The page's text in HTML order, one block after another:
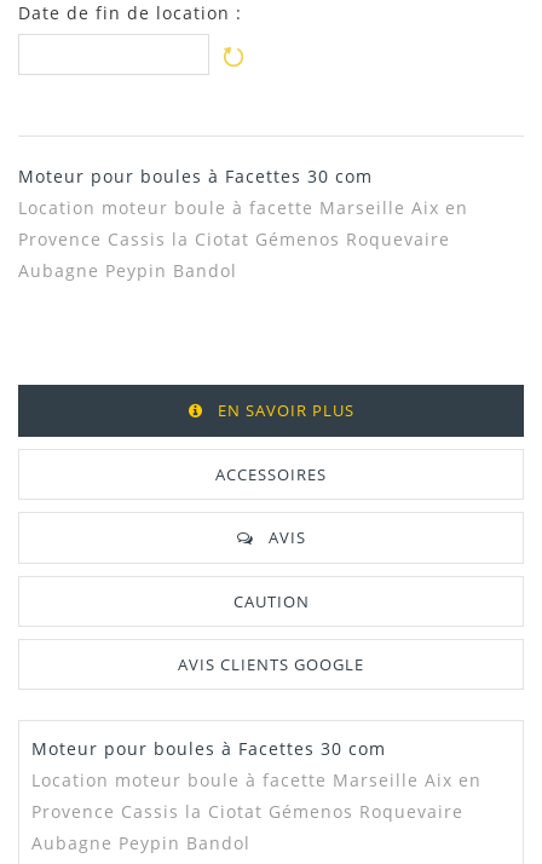
Date de fin de location :
Moteur pour boules à Facettes 30 com
Location moteur boule à facette Marseille Aix en
Provence Cassis la Ciotat Gémenos Roquevaire
Aubagne Peypin Bandol
EN SAVOIR PLUS
ACCESSOIRES
AVIS
CAUTION
AVIS CLIENTS GOOGLE
Moteur pour boules à Facettes 30 com
Location moteur boule à facette Marseille Aix en
Provence Cassis la Ciotat Gémenos Roquevaire
Aubagne Peypin Bandol